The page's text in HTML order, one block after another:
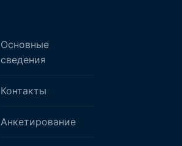
Основные
сведения
Контакты
Анкетирование